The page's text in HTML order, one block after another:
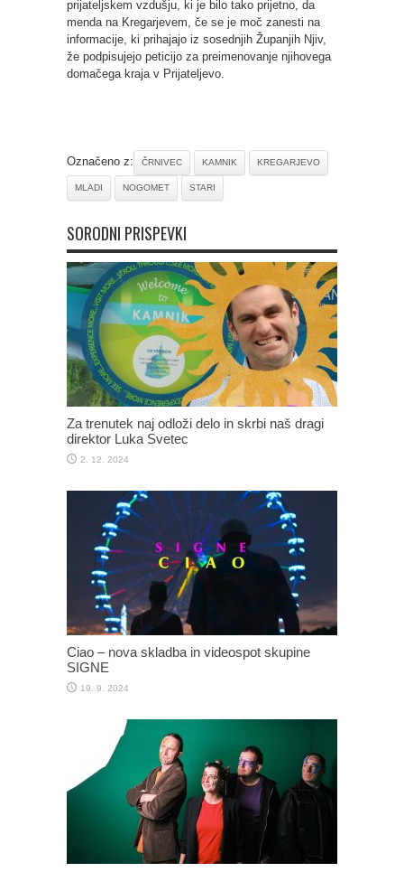
prijateljskem vzdušju, ki je bilo tako prijetno, da
menda na Kregarjevem, če se je moč zanesti na
informacije, ki prihajajo iz sosednjih Županjih Njiv,
že podpisujejo peticijo za preimenovanje njihovega
domačega kraja v Prijateljevo.
Označeno z: ČRNIVEC KAMNIK KREGARJEVO
MLADI NOGOMET STARI
SORODNI PRISPEVKI
Za trenutek naj odloži delo in skrbi naš dragi
direktor Luka Svetec
2. 12. 2024
Ciao – nova skladba in videospot skupine
SIGNE
19. 9. 2024